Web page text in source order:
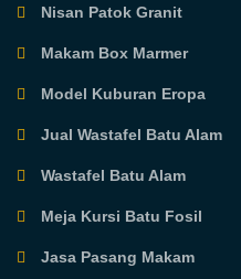
Nisan Patok Granit
Makam Box Marmer
Model Kuburan Eropa
Jual Wastafel Batu Alam
Wastafel Batu Alam
Meja Kursi Batu Fosil
Jasa Pasang Makam